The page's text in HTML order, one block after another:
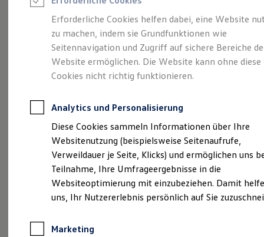
Leasing
Leasing-Angebote
Gebrauchtwagen Leasing
Junge Gebrauchtwagen-Leasing
Elektroauto Leasing
Kleinwagen-Leasing
Leasing ohne Anzahlung
Autokredit mit Schlussrate
Versicherungen und Garantien
Kfz-Versicherung
Restschuldversicherungen
Garantien
Wartungsverträge
Geschäftskunden
Professional Class bei Volkswagen
Großkunden
Behörden
Anpfiff zum Gewinn
Der T-Roc
Impressum & Rechtliches
Erforderliche Cookies helfen dabei, eine Website
zu machen, indem sie Grundfunktionen wie
Seitennavigation und Zugriff auf sichere Bereiche
Website ermöglichen. Die Website kann ohne diese
Cookies nicht richtig funktionieren.
Analytics und Personalisierung
Diese Cookies sammeln Informationen über Ihre
Websitenutzung (beispielsweise Seitenaufrufe,
Verweildauer je Seite, Klicks) und ermöglichen uns
Teilnahme, Ihre Umfrageergebnisse in die
Websiteoptimierung mit einzubeziehen. Damit
uns, Ihr Nutzererlebnis persönlich auf Sie
Marketing